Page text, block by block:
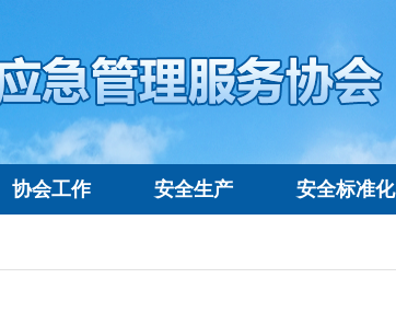
协会工作 安全生产 安全标准化